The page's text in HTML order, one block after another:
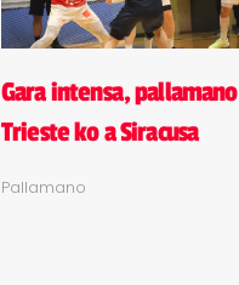
Gara intensa, pallamano
Trieste ko a Siracusa
Pallamano